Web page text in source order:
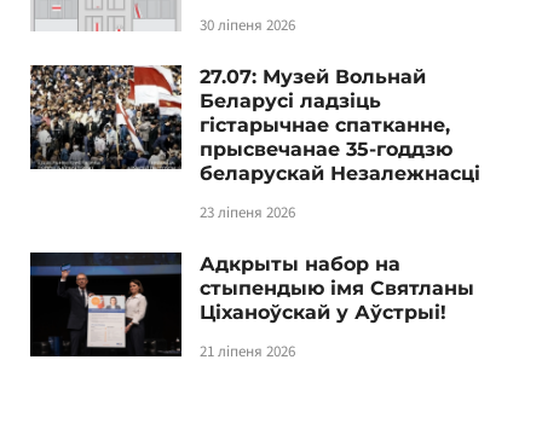
30 ліпеня 2026
27.07: Музей Вольнай
Беларусі ладзіць
гістарычнае спатканне,
прысвечанае 35-годдзю
беларускай Незалежнасці
23 ліпеня 2026
Адкрыты набор на
стыпендыю імя Святланы
Ціханоўскай у Аўстрыі!
21 ліпеня 2026